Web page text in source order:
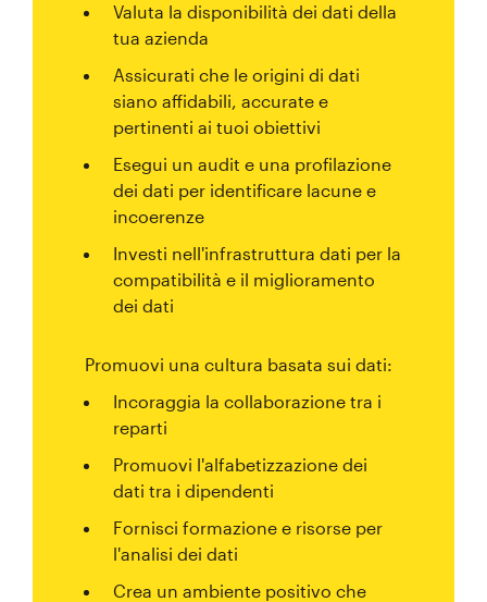
Valuta la disponibilità dei dati della
tua azienda
Assicurati che le origini di dati
siano affidabili, accurate e
pertinenti ai tuoi obiettivi
Esegui un audit e una profilazione
dei dati per identificare lacune e
incoerenze
Investi nell'infrastruttura dati per la
compatibilità e il miglioramento
dei dati
Promuovi una cultura basata sui dati:
Incoraggia la collaborazione tra i
reparti
Promuovi l'alfabetizzazione dei
dati tra i dipendenti
Fornisci formazione e risorse per
l'analisi dei dati
Crea un ambiente positivo che